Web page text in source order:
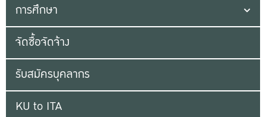
การศึกษา
จัดซื้อจัดจ้าง
รับสมัครบุคลากร
KU to ITA